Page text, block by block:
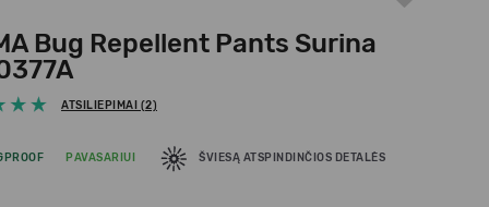
Bug Repellent Pants Surina
ATSILIEPIMAI (2)
PAVASARIUI ŠVIESĄ ATSPINDINČIOS DETALĖS